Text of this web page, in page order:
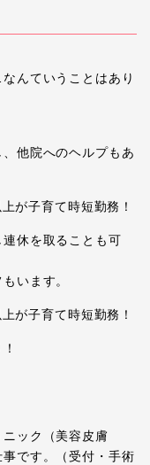
んていうことはあり
他院へのヘルプもあ
が子育て時短勤務！
休を取ることも可
います。
が子育て時短勤務！
ック（美容皮膚
です。（受付・手術